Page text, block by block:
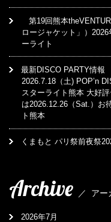
第19回熊本
ロージャケット」）
ーライト
最新DISCO PARTY情報
2026.7.18（土) POP’n
スターライト熊本 大好
は2026.12.26（Sat.）お
ト熊本
くまもと パリ祭前夜祭
Archive ／ アー
2026年7月